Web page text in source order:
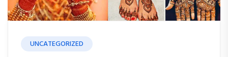
UNCATEGORIZED